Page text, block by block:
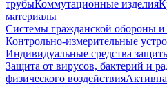
трубыКоммутационные изделия
материалы
Системы гражданской обороны
Контрольно-измерительные
Индивидуальные средства
Защита от вирусов, бактерий и
физического воздействия